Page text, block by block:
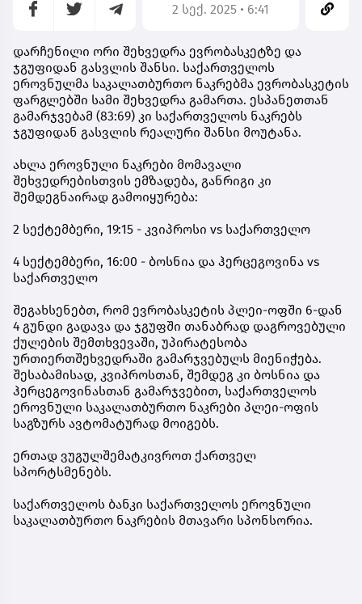
2 სექ. 2025 • 6:41
დარჩენილი ორი შეხვედრა ევრობასკეტზე და
ჯგუფიდან გასვლის შანსი. საქართველოს
ეროვნულმა საკალათბურთო ნაკრებმა ევრობასკეტის
ფარგლებში სამი შეხვედრა გამართა. ესპანეთთან
გამარჯვებამ (83:69) კი საქართველოს ნაკრებს
ჯგუფიდან გასვლის რეალური შანსი მოუტანა.
ახლა ეროვნული ნაკრები მომავალი
შეხვედრებისთვის ემზადება, განრიგი კი
შემდეგნაირად გამოიყურება:
2 სექტემბერი, 19:15 - კვიპროსი vs საქართველო
4 სექტემბერი, 16:00 - ბოსნია და ჰერცეგოვინა vs
საქართველო
შეგახსენებთ, რომ ევრობასკეტის პლეი-ოფში 6-დან
4 გუნდი გადავა და ჯგუფში თანაბრად დაგროვებული
ქულების შემთხვევაში, უპირატესობა
ურთიერთშეხვედრაში გამარჯვებულს მიენიჭება.
შესაბამისად, კვიპროსთან, შემდეგ კი ბოსნია და
ჰერცეგოვინასთან გამარჯვებით, საქართველოს
ეროვნული საკალათბურთო ნაკრები პლეი-ოფის
საგზურს ავტომატურად მოიგებს.
ერთად ვუგულშემატკივროთ ქართველ
სპორტსმენებს.
საქართველოს ბანკი საქართველოს ეროვნული
საკალათბურთო ნაკრების მთავარი სპონსორია.